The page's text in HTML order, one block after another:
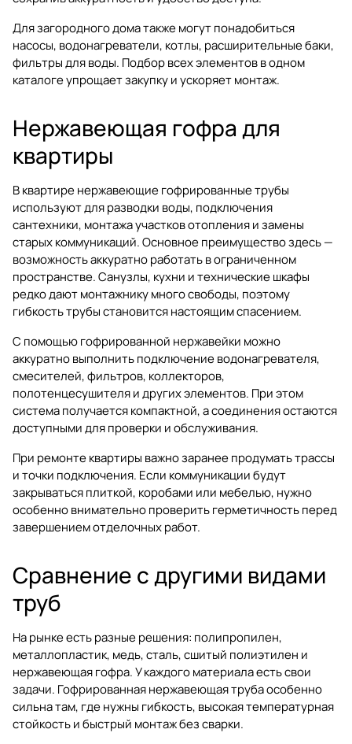
Для загородного дома также могут понадобиться
насосы, водонагреватели, котлы, расширительные баки,
фильтры для воды. Подбор всех элементов в одном
каталоге упрощает закупку и ускоряет монтаж.
Нержавеющая гофра для
квартиры
В квартире нержавеющие гофрированные трубы
используют для разводки воды, подключения
сантехники, монтажа участков отопления и замены
старых коммуникаций. Основное преимущество здесь —
возможность аккуратно работать в ограниченном
пространстве. Санузлы, кухни и технические шкафы
редко дают монтажнику много свободы, поэтому
гибкость трубы становится настоящим спасением.
С помощью гофрированной нержавейки можно
аккуратно выполнить подключение водонагревателя,
смесителей, фильтров, коллекторов,
полотенцесушителя и других элементов. При этом
система получается компактной, а соединения остаются
доступными для проверки и обслуживания.
При ремонте квартиры важно заранее продумать трассы
и точки подключения. Если коммуникации будут
закрываться плиткой, коробами или мебелью, нужно
особенно внимательно проверить герметичность перед
завершением отделочных работ.
Сравнение с другими видами
труб
На рынке есть разные решения: полипропилен,
металлопластик, медь, сталь, сшитый полиэтилен и
нержавеющая гофра. У каждого материала есть свои
задачи. Гофрированная нержавеющая труба особенно
сильна там, где нужны гибкость, высокая температурная
стойкость и быстрый монтаж без сварки.